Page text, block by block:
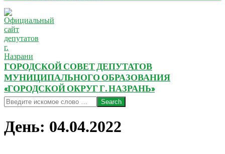
ГОРОДСКОЙ СОВЕТ ДЕПУТАТОВ
МУНИЦИПАЛЬНОГО ОБРАЗОВАНИЯ
«ГОРОДСКОЙ ОКРУГ Г. НАЗРАНЬ»
Search
День: 04.04.2022